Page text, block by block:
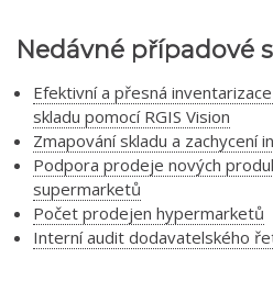
Nedávné případové
Efektivní a přesná
skladu pomocí RGIS Vision
Zmapování skladu a zachycení
Podpora prodeje nových
supermarketů
Počet prodejen hypermarketů
Interní audit dodavatelského